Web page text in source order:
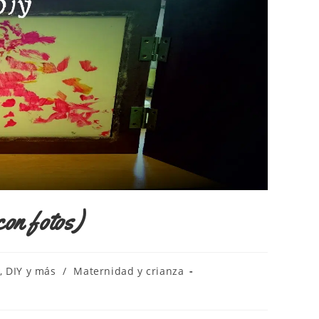
fotos)
y más / Maternidad y crianza